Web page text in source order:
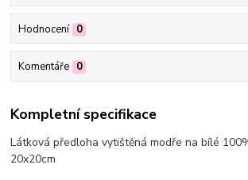
Hodnocení 0
Komentáře 0
Kompletní specifikace
Látková předloha vytištěná modře na bílé
20x20cm